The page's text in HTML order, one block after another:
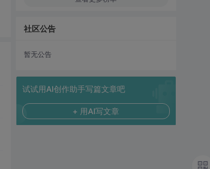
社区公告
暂无公告
试试用AI创作助手写篇文章吧
+ 用AI写文章